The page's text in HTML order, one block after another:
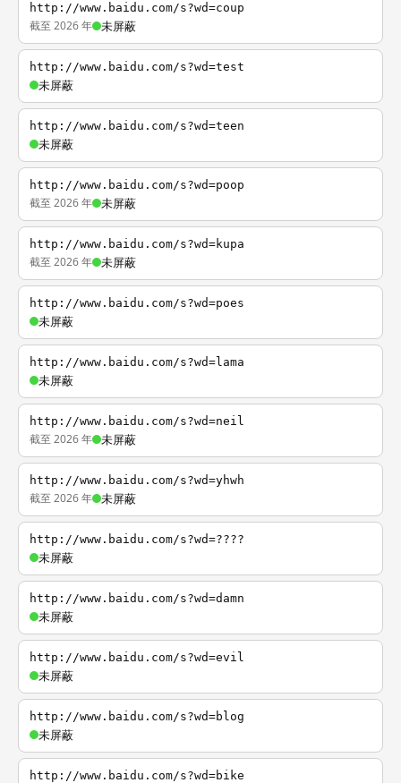
http://www.baidu.com/s?wd=coup
截至 2026 年 未屏蔽
http://www.baidu.com/s?wd=test
未屏蔽
http://www.baidu.com/s?wd=teen
未屏蔽
http://www.baidu.com/s?wd=poop
截至 2026 年 未屏蔽
http://www.baidu.com/s?wd=kupa
截至 2026 年 未屏蔽
http://www.baidu.com/s?wd=poes
未屏蔽
http://www.baidu.com/s?wd=lama
未屏蔽
http://www.baidu.com/s?wd=neil
截至 2026 年 未屏蔽
http://www.baidu.com/s?wd=yhwh
截至 2026 年 未屏蔽
http://www.baidu.com/s?wd=????
未屏蔽
http://www.baidu.com/s?wd=damn
未屏蔽
http://www.baidu.com/s?wd=evil
未屏蔽
http://www.baidu.com/s?wd=blog
未屏蔽
http://www.baidu.com/s?wd=bike